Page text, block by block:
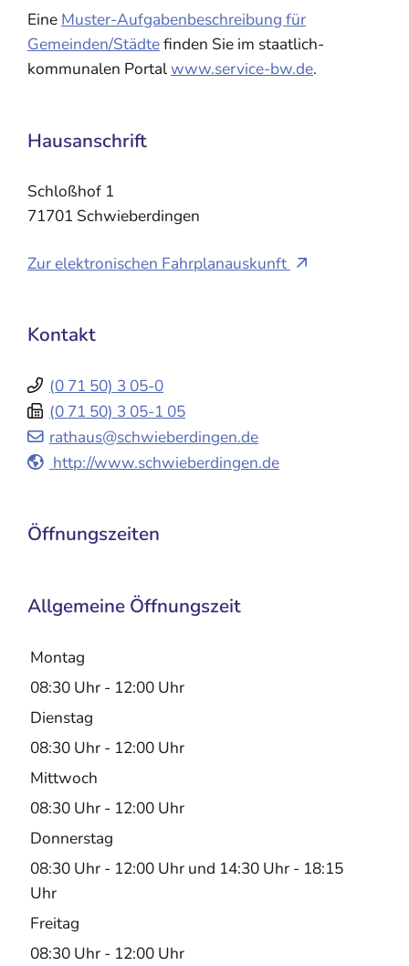
Eine Muster-Aufgabenbeschreibung für
Gemeinden/Städtefinden Sie im staatlich-
kommunalen Portalwww.service-bw.de.
Hausanschrift
Schloßhof 1
71701 Schwieberdingen
Zur elektronischen Fahrplanauskunft
Kontakt
(0 71 50) 3 05-0
(0 71 50) 3 05-1 05
rathaus@schwieberdingen.de
http://www.schwieberdingen.de
Öffnungszeiten
Allgemeine Öffnungszeit
Montag
08:30 Uhr - 12:00 Uhr
Dienstag
08:30 Uhr - 12:00 Uhr
Mittwoch
08:30 Uhr - 12:00 Uhr
Donnerstag
08:30 Uhr - 12:00 Uhr und 14:30 Uhr - 18:15
Uhr
Freitag
08:30 Uhr - 12:00 Uhr